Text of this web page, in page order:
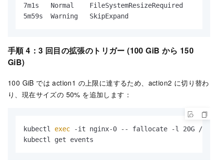
7m1s   Normal    FileSystemResizeRequired
5m59s  Warning   SkipExpand
手順 4：3 回目の拡張のトリガー (100 GiB から 150
GiB)
100 GiB では action1 の上限に達するため、action2 に切り替わ
り、現在サイズの 50% を追加します：
kubectl exec -it nginx-0 -- fallocate -l 20G /
kubectl get events